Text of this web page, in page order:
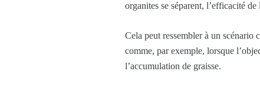
organites se séparent, l’efficacité
Cela peut ressembler à un scénario
comme, par exemple, lorsque
l’accumulation de graisse.